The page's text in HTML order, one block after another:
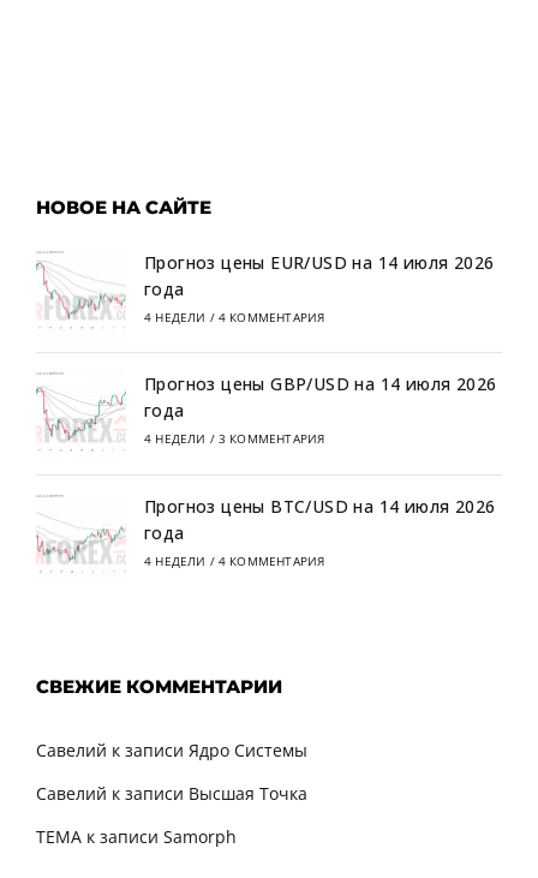
НОВОЕ НА САЙТЕ
Прогноз цены EUR/USD на 14 июля 2026
года
4 НЕДЕЛИ / 4 КОММЕНТАРИЯ
Прогноз цены GBP/USD на 14 июля 2026
года
4 НЕДЕЛИ / 3 КОММЕНТАРИЯ
Прогноз цены BTC/USD на 14 июля 2026
года
4 НЕДЕЛИ / 4 КОММЕНТАРИЯ
СВЕЖИЕ КОММЕНТАРИИ
Савелий к записи Ядро Системы
Савелий к записи Высшая Точка
TEMA к записи Samorph